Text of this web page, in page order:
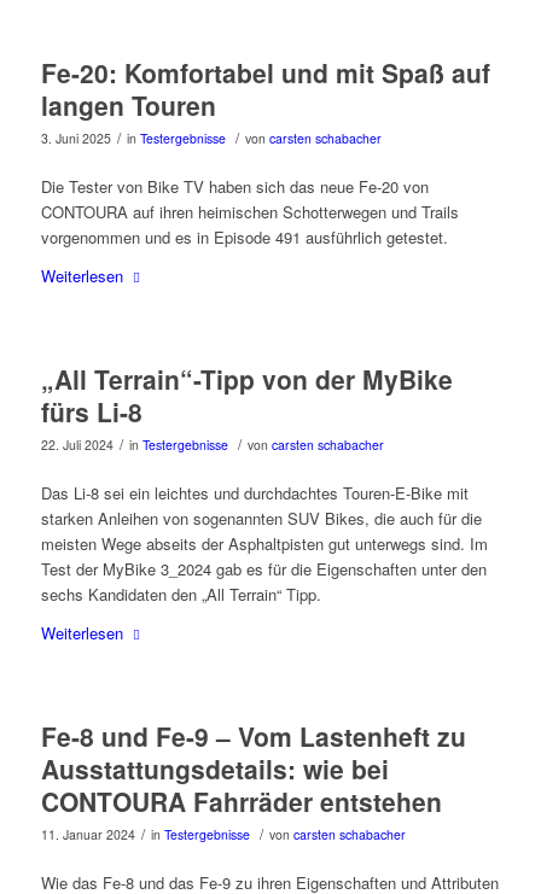
Fe-20: Komfortabel und mit Spaß auf
langen Touren
3. Juni 2025 / in Testergebnisse / von carsten schabacher
Die Tester von Bike TV haben sich das neue Fe-20 von
CONTOURA auf ihren heimischen Schotterwegen und Trails
vorgenommen und es in Episode 491 ausführlich getestet.
Weiterlesen
„All Terrain“-Tipp von der MyBike
fürs Li-8
22. Juli 2024 / in Testergebnisse / von carsten schabacher
Das Li-8 sei ein leichtes und durchdachtes Touren-E-Bike mit
starken Anleihen von sogenannten SUV Bikes, die auch für die
meisten Wege abseits der Asphaltpisten gut unterwegs sind. Im
Test der MyBike 3_2024 gab es für die Eigenschaften unter den
sechs Kandidaten den „All Terrain“ Tipp.
Weiterlesen
Fe-8 und Fe-9 – Vom Lastenheft zu
Ausstattungsdetails: wie bei
CONTOURA Fahrräder entstehen
11. Januar 2024 / in Testergebnisse / von carsten schabacher
Wie das Fe-8 und das Fe-9 zu ihren Eigenschaften und Attributen